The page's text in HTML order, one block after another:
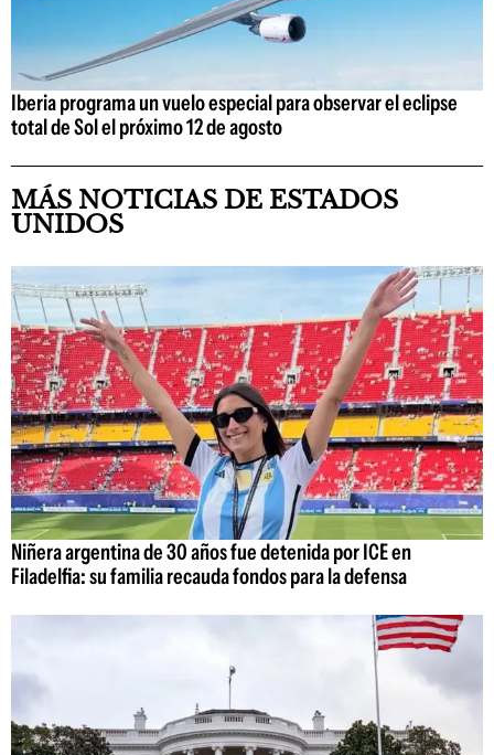
Iberia programa un vuelo especial para observar el eclipse
total de Sol el próximo 12 de agosto
MÁS NOTICIAS DE ESTADOS
UNIDOS
Niñera argentina de 30 años fue detenida por ICE en
Filadelfia: su familia recauda fondos para la defensa